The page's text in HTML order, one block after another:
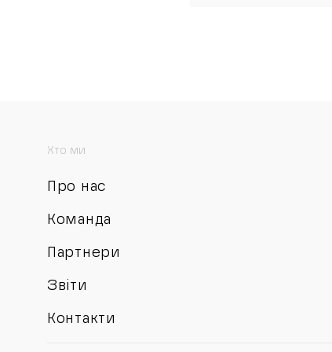
Хто ми
Про нас
Команда
Партнери
Звіти
Контакти